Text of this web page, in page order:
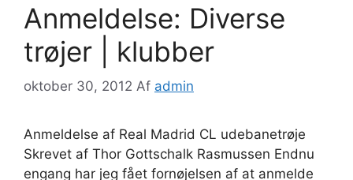
Anmeldelse: Diverse
trøjer | klubber
oktober 30, 2012 Af admin
Anmeldelse af Real Madrid CL udebanetrøje
Skrevet af Thor Gottschalk Rasmussen Endnu
engang har jeg fået fornøjelsen af at anmelde